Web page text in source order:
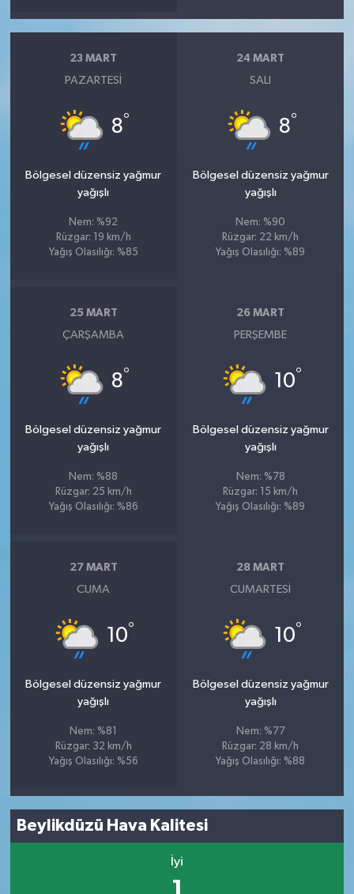
23 MART
PAZARTESI
8°
Bölgesel düzensiz yağmur
yağışlı
Nem: %92
Rüzgar: 19 km/h
Yağış Olasılığı: %85
24 MART
SALI
8°
Bölgesel düzensiz yağmur
yağışlı
Nem: %90
Rüzgar: 22 km/h
Yağış Olasılığı: %89
25 MART
ÇARŞAMBA
8°
Bölgesel düzensiz yağmur
yağışlı
Nem: %88
Rüzgar: 25 km/h
Yağış Olasılığı: %86
26 MART
PERŞEMBE
10°
Bölgesel düzensiz yağmur
yağışlı
Nem: %78
Rüzgar: 15 km/h
Yağış Olasılığı: %89
27 MART
CUMA
10°
Bölgesel düzensiz yağmur
yağışlı
Nem: %81
Rüzgar: 32 km/h
Yağış Olasılığı: %56
28 MART
CUMARTESI
10°
Bölgesel düzensiz yağmur
yağışlı
Nem: %77
Rüzgar: 28 km/h
Yağış Olasılığı: %88
Beylikdüzü Hava Kalitesi
İyi